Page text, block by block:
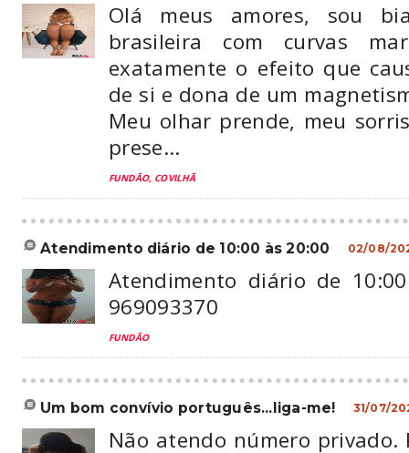
Olá meus amores, sou
brasileira com curvas
exatamente o efeito que
de si e dona de um
Meu olhar prende, meu
prese...
FUNDÃO, COVILHÃ
atendimento diário de 10:00 às 20:00 02/08/
Atendimento diário de
969093370
FUNDÃO
um bom convívio português...liga-me! 31/07/
Não atendo número privado.